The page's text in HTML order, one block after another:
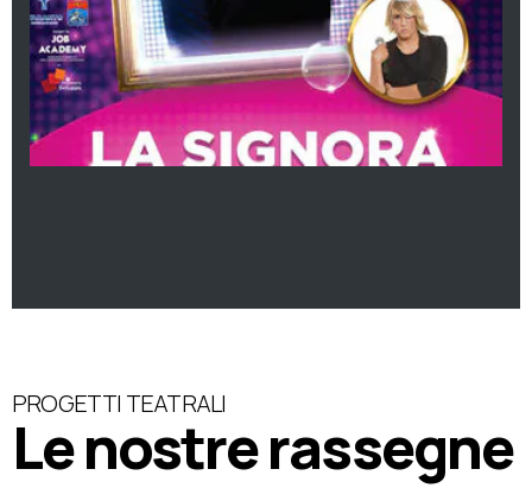
PROGETTI TEATRALI
Le nostre rassegne